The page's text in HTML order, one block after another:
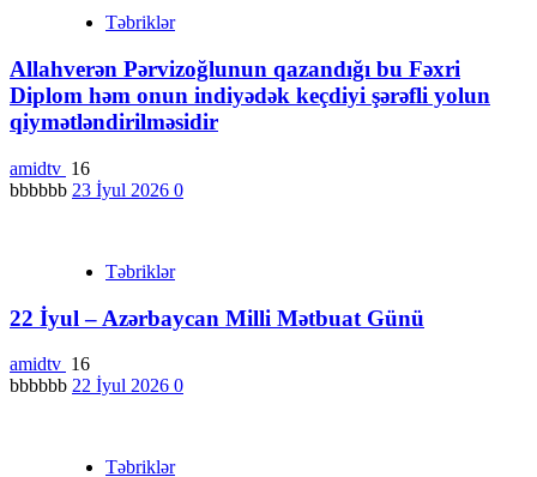
Təbriklər
Allahverən Pərvizoğlunun qazandığı bu Fəxri
Diplom həm onun indiyədək keçdiyi şərəfli yolun
qiymətləndirilməsidir
amidtv 16
bbbbbb 23 İyul 2026 0
Təbriklər
22 İyul – Azərbaycan Milli Mətbuat Günü
amidtv 16
bbbbbb 22 İyul 2026 0
Təbriklər